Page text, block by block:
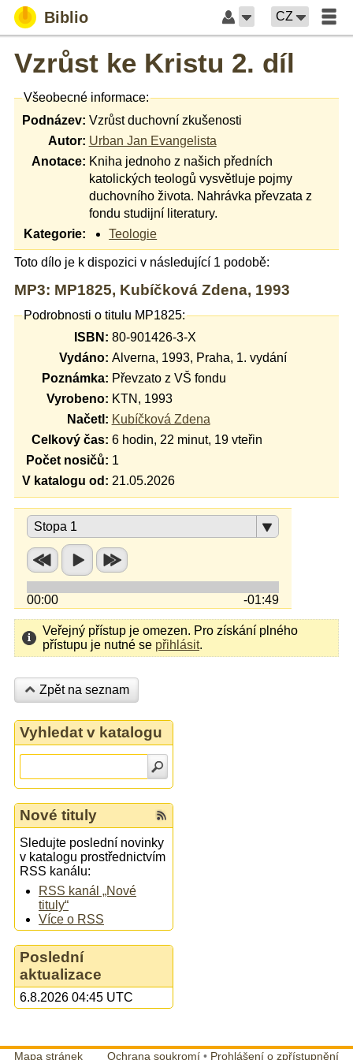
Biblio CZ
Vzrůst ke Kristu 2. díl
Všeobecné informace:
Podnázev: Vzrůst duchovní zkušenosti
Autor: Urban Jan Evangelista
Anotace: Kniha jednoho z našich předních
katolických teologů vysvětluje pojmy
duchovního života. Nahrávka převzata z
fondu studijní literatury.
Kategorie:
Teologie
Toto dílo je k dispozici v následující 1 podobě:
MP3: MP1825, Kubíčková Zdena, 1993
Podrobnosti o titulu MP1825:
ISBN: 80-901426-3-X
Vydáno: Alverna, 1993, Praha, 1. vydání
Poznámka: Převzato z VŠ fondu
Vyrobeno: KTN, 1993
Načetl: Kubíčková Zdena
Celkový čas: 6 hodin, 22 minut, 19 vteřin
Počet nosičů: 1
V katalogu od: 21.05.2026
Stopa 1
00:00 -01:49
Veřejný přístup je omezen. Pro získání plného
přístupu je nutné se přihlásit.
Zpět na seznam
Vyhledat v katalogu
Nové tituly
Sledujte poslední novinky
v katalogu prostřednictvím
RSS kanálu:
RSS kanál „Nové
tituly“
Více o RSS
Poslední
aktualizace
6.8.2026 04:45 UTC
Mapa stránek Ochrana soukromí • Prohlášení o zpřístupnění